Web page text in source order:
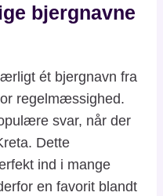
bjergnavne
ét bjergnavn fra
regelmæssighed.
svar, når der
Dette
ind i mange
en favorit blandt